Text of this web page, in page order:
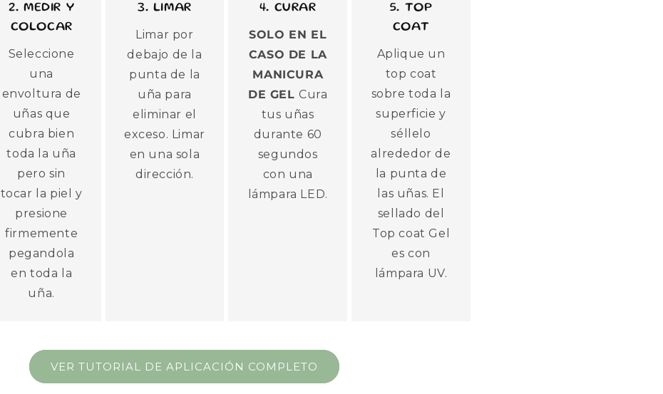
2. MEDIR Y
COLOCAR
Seleccione
una
envoltura de
uñas que
cubra bien
toda la uña
pero sin
tocar la piel y
presione
firmemente
pegandola
en toda la
uña.
3. LIMAR
Limar por
debajo de la
punta de la
uña para
eliminar el
exceso. Limar
en una sola
dirección.
4. CURAR
SOLO EN EL
CASO DE LA
MANICURA
DE GEL Cura
tus uñas
durante 60
segundos
con una
lámpara LED.
5. TOP
COAT
Aplique un
top coat
sobre toda la
superficie y
séllelo
alrededor de
la punta de
las uñas. El
sellado del
Top coat Gel
es con
lámpara UV.
VER TUTORIAL DE APLICACIÓN COMPLETO